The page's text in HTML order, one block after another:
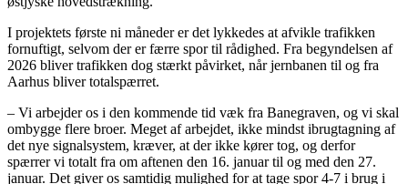
I projektets første ni måneder er det lykkedes at afvikle trafikken
fornuftigt, selvom der er færre spor til rådighed. Fra begyndelsen af
2026 bliver trafikken dog stærkt påvirket, når jernbanen til og fra
Aarhus bliver totalspærret.
– Vi arbejder os i den kommende tid væk fra Banegraven, og vi skal
ombygge flere broer. Meget af arbejdet, ikke mindst ibrugtagning af
det nye signalsystem, kræver, at der ikke kører tog, og derfor
spærrer vi totalt fra om aftenen den 16. januar til og med den 27.
januar. Det giver os samtidig mulighed for at tage spor 4-7 i brug i